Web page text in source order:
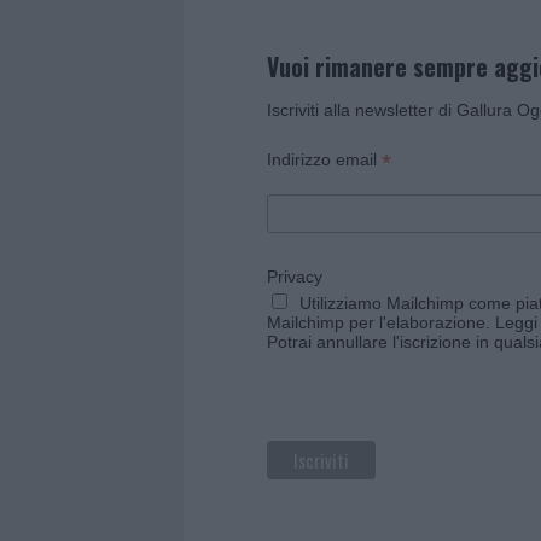
Vuoi rimanere sempre
Iscriviti alla newsletter di Gallura
Indirizzo email *
Privacy
Utilizziamo Mailchimp come
Mailchimp per l'elaborazione.
Potrai annullare l'iscrizione in